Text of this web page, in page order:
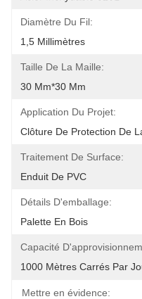
Diamètre Du Fil:
1,5 Millimètres
Taille De La Maille:
30 Mm*30 Mm
Application Du Projet:
Clôture De Protection De
Traitement De Surface:
Enduit De PVC
Détails D'emballage:
Palette En Bois
Capacité
1000 Mètres Carrés Par
Mettre en évidence: